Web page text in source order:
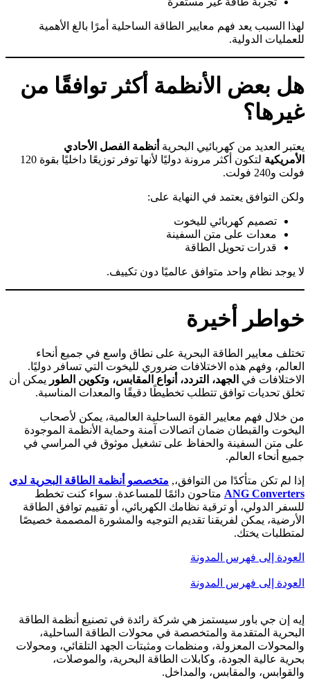
لهذا السبب يعد فهم معايير الطاقة الساحلية أمرًا بالغ الأهمية
للعمليات الدولية.
هل بعض الأنظمة أكثر توافقًا من
غيرها؟
يعتبر العديد من كهربائيي البحرية أنظمة الفصل الأحادي
الأمريكية
لتكون أكثر مرونة دوليًا لأنها توفر توزيعًا داخليًا بقوة 120
فولت و240 فولت.
ولكن التوافق يعتمد في النهاية على:
تصميم كهربائي لليخوت
معدات على متن السفينة
قدرات تحويل الطاقة
لا يوجد نظام واحد متوافق عالميًا دون تكييف.
خواطر أخيرة
تختلف معايير الطاقة البحرية على نطاق واسع في جميع أنحاء
العالم، وفهم هذه الاختلافات ضروري لليخوت التي تسافر دوليًا.
الاختلافات في الجهد، التردد، أنواع المقابس، وتكوين الطور يمكن أن
تخلق تحديات توافق تتطلب تخطيطًا دقيقًا والمعدات المناسبة.
من خلال فهم معايير القوة الساحلية العالمية، يمكن لأصحاب
اليخوت والقبطان ضمان اتصالات آمنة وحماية الأنظمة الموجودة
على متن السفينة والحفاظ على تشغيل موثوق في المراسي في
جميع أنحاء العالم.
إذا لم تكن متأكدًا من التوافق،, متخصصو أنظمة الطاقة البحرية لدى
ANG Converters متاحون دائمًا للمساعدة. سواء كنت تخطط
للسفر الدولي، أو ترقية نظامك الكهربائي، أو تقييم توافق الطاقة
الأرضية، يمكن لفريقنا تقديم التوجيه والمشورة المصممة خصيصًا
لمتطلبات يختك.
العودة إلى فهرس المدونة
العودة إلى فهرس المدونة
إيه إن جي باور سيستمز هي شركة رائدة في تصنيع أنظمة الطاقة
البحرية المتقدمة والمتخصصة في محولات الطاقة الساحلية،
والمحولات المعزولة، ومنظمات ومثبتات الجهد التلقائي، ومحولات
بحرية عالية الجودة، وكابلات الطاقة البحرية، والموصلات،
والقوابس، والمقابس، والمداخل.